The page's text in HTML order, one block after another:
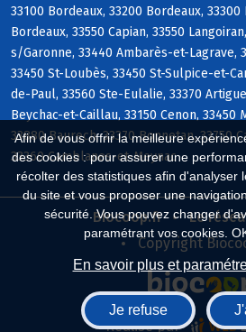
Afin de vous offrir la meilleure
des cookies : pour assurer une
récolter des statistiques afin d'analyser
du site et vous proposer une
sécurité. Vous pouvez changer
paramétrant vos cookies.
En savoir plus et
Je refuse
33100 Bordeaux, 33200 Bordeaux, 33300
Bordeaux, 33550 Capian, 33550
s/Garonne, 33440 Ambarès-et-Lagrave,
33450 St-Loubès, 33450 St-Sulpice-et-
de-Paul, 33560 Ste-Eulalie, 33370
Beychac-et-Caillau, 33150 Cenon, 33450
33880 Baurech, 33370 Bonnetan, 33750
33360 Camblanes-et-Meynac
Biocoop.fr
Le
Copyright
Réalisé par